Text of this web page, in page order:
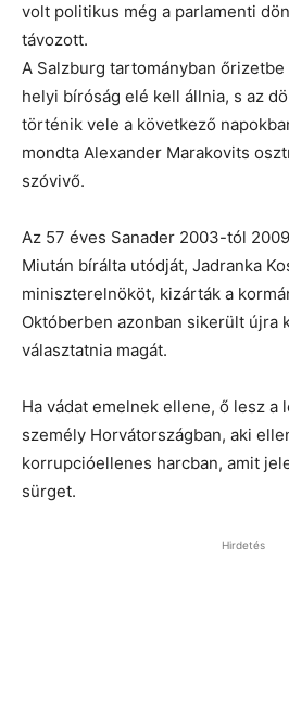
volt politikus még a parlamenti
távozott.
A Salzburg tartományban
helyi bíróság elé kell állnia, s az
történik vele a következő
mondta Alexander Marakovits
szóvivő.
Az 57 éves Sanader 2003-tól
Miután bírálta utódját, Jadranka
miniszterelnököt, kizárták a
Októberben azonban sikerült újra
választatnia magát.
Ha vádat emelnek ellene, ő lesz a
személy Horvátországban, aki
korrupcióellenes harcban, amit
sürget.
Hirdetés